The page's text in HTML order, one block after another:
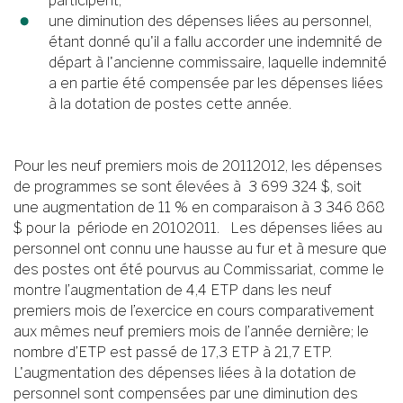
une diminution des dépenses liées au personnel,
étant donné qu'il a fallu accorder une indemnité de
départ à l'ancienne commissaire, laquelle indemnité
a en partie été compensée par les dépenses liées
à la dotation de postes cette année.
Pour les neuf premiers mois de 2011­2012, les dépenses
de programmes se sont élevées à 3 699 324 $, soit
une augmentation de 11 % en comparaison à 3 346 868
$ pour la période en 2010­2011. Les dépenses liées au
personnel ont connu une hausse au fur et à mesure que
des postes ont été pourvus au Commissariat, comme le
montre l’augmentation de 4,4 ETP dans les neuf
premiers mois de l’exercice en cours comparativement
aux mêmes neuf premiers mois de l’année dernière; le
nombre d’ETP est passé de 17,3 ETP à 21,7 ETP.
L'augmentation des dépenses liées à la dotation de
personnel sont compensées par une diminution des